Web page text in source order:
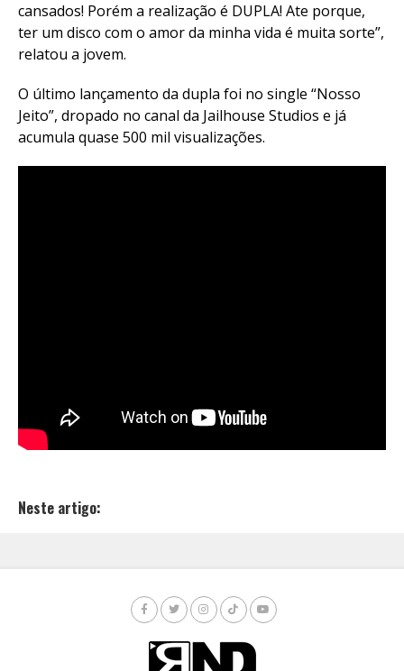
cansados! Porém a realização é DUPLA! Ate porque,
ter um disco com o amor da minha vida é muita sorte”,
relatou a jovem.
O último lançamento da dupla foi no single “Nosso
Jeito”, dropado no canal da Jailhouse Studios e já
acumula quase 500 mil visualizações.
Neste artigo: